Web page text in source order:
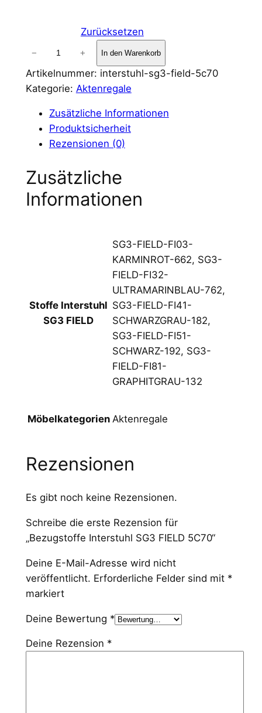
Zurücksetzen
z
u
f
f
F
L
D
C
7
0
e
n
g
− + In den Warenkorb
Artikelnummer: interstuhl-sg3-field-5c70
Kategorie: Aktenregale
Zusätzliche Informationen
Produktsicherheit
Rezensionen (0)
Zusätzliche
Informationen
Stoffe Interstuhl
SG3 FIELD
SG3-FIELD-FI03-
KARMINROT-662, SG3-
FIELD-FI32-
ULTRAMARINBLAU-762,
SG3-FIELD-FI41-
SCHWARZGRAU-182,
SG3-FIELD-FI51-
SCHWARZ-192, SG3-
FIELD-FI81-
GRAPHITGRAU-132
Möbelkategorien Aktenregale
Rezensionen
Es gibt noch keine Rezensionen.
Schreibe die erste Rezension für
„Bezugstoffe Interstuhl SG3 FIELD 5C70“
Deine E-Mail-Adresse wird nicht
veröffentlicht. Erforderliche Felder sind mit *
markiert
Deine Bewertung *
Deine Rezension *